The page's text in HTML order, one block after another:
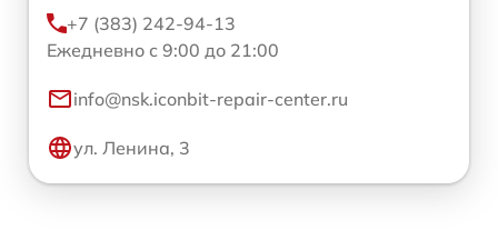
+7 (383) 242-94-13
Ежедневно с 9:00 до 21:00
info@nsk.iconbit-repair-center.ru
ул. Ленина, 3